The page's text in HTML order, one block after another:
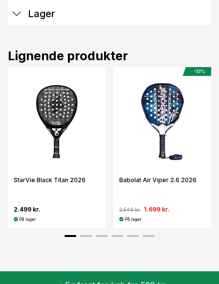
Lager
Lignende produkter
StarVie Black Titan 2026
2.499 kr.
På lager
-33%
Babolat Air Viper 2.6 2026
2.549 kr. 1.699 kr.
På lager